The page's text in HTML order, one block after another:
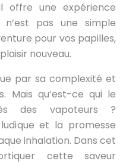
offre une expérience
pas une simple
pour vos papilles,
nouveau.
par sa complexité et
Mais qu’est-ce qui le
des vapoteurs ?
et la promesse
inhalation. Dans cet
cette saveur